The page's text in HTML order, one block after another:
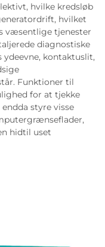
hvilke kredsløb
hvilket
væsentlige tjenester
diagnostiske
kontaktuslit,
Funktioner til
for at tjekke
styre visse
hidtil uset